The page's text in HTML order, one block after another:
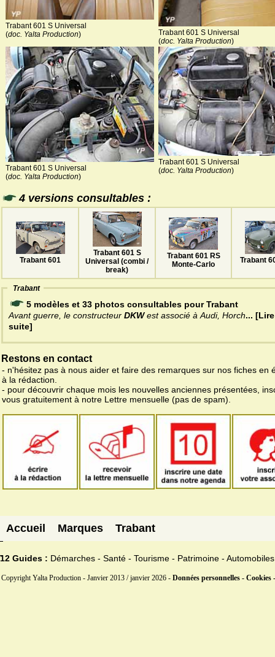
Trabant 601 S Universal
(doc. Yalta Production)
Trabant 601 S Universal
(doc. Yalta Production)
Trabant 601 S Universal
(doc. Yalta Production)
Trabant 601 S Universal
(doc. Yalta Production)
4 versions consultables :
Trabant 601
Trabant 601 S
Universal (combi /
break)
Trabant 601 RS
Monte-Carlo
Trabant
Trabant
5 modèles et 33 photos consultables pour Trabant
Avant guerre, le constructeur DKWest associé à Audi, Horch...
suite]
Restons en contact
- n'hésitez pas à nous aider et faire des remarques sur nos fiches en
à la rédaction.
- pour découvrir chaque mois les nouvelles anciennes présentées,
vous gratuitement à notre Lettre mensuelle (pas de spam).
Accueil Marques Trabant
12 Guides : Démarches - Santé - Tourisme - Patrimoine - Automobiles
Copyright Yalta Production - Janvier 2013 / janvier 2026 - Données personnelles - Cookies